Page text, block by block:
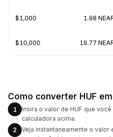
$1,000 1.98
$10,000 19.77
Como converter HUF
1
Insira o valor de HUF que
calculadora acima.
2
Veja instantaneamente o valor